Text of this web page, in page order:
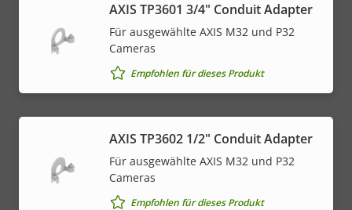
AXIS TP3601 3/4" Conduit Adapter
Für ausgewählte AXIS M32 und P32
Cameras
Empfohlen für dieses Produkt
AXIS TP3602 1/2" Conduit Adapter
Für ausgewählte AXIS M32 und P32
Cameras
Empfohlen für dieses Produkt